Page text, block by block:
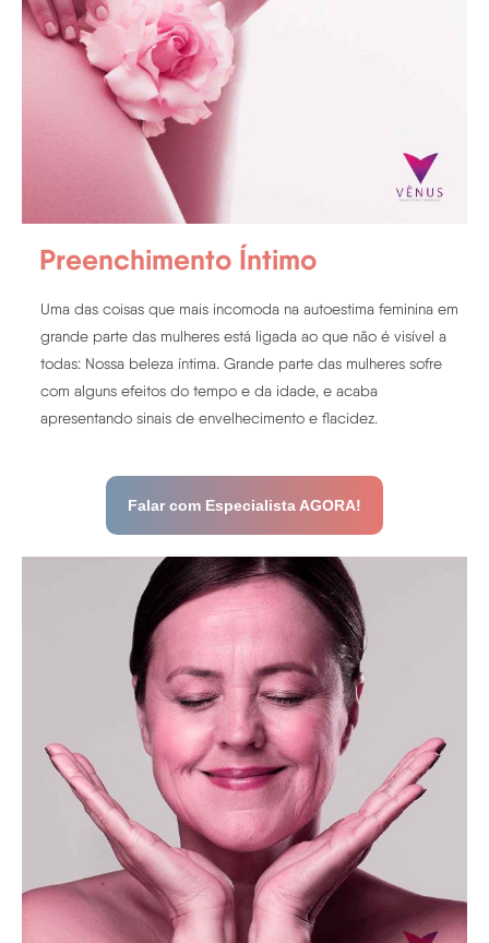
Preenchimento Íntimo
Uma das coisas que mais incomoda na autoestima feminina em
grande parte das mulheres está ligada ao que não é visível a
todas: Nossa beleza íntima. Grande parte das mulheres sofre
com alguns efeitos do tempo e da idade, e acaba
apresentando sinais de envelhecimento e flacidez.
Falar com Especialista AGORA!